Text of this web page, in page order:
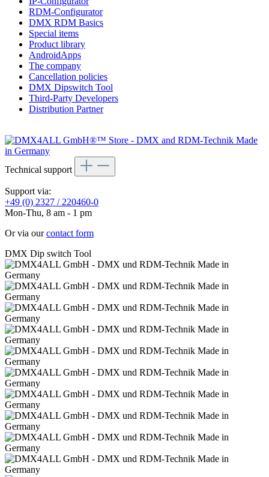
RDM-Configurator
DMX RDM Basics
Special items
Product library
AndroidApps
The company
Cancellation policies
DMX Dipswitch Tool
Third-Party Developers
Distribution Partner
Technical support
Support via:
+49 (0) 2327 / 220460-0
Mon-Thu, 8 am - 1 pm
Or via ourcontact form
DMX Dip switch Tool